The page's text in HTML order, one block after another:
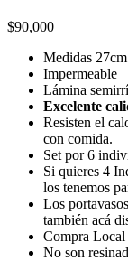
$90,000
Medidas
Impermeable
Lámina
Excelente
Resisten el
con comida.
Set por 6
Si quieres 4
los tenemos
Los
también acá
Compra Local
No son